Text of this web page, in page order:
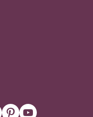
Pinterest
YouTube